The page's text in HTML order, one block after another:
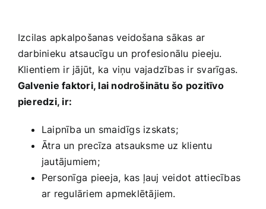
Izcilas apkalpošanas veidošana sākas ar
darbinieku atsaucīgu un profesionālu pieeju.
‌Klientiem ir jājūt, ka viņu vajadzības ir​ svarīgas.
Galvenie faktori, lai nodrošinātu šo pozitīvo
pieredzi, ‌ir:
Laipnība un smaidīgs izskats;
Ātra‌ un precīza atsauksme uz klientu
jautājumiem;
Personīga ⁢pieeja, kas ļauj ⁢veidot attiecības
ar regulāriem apmeklētājiem.